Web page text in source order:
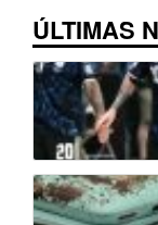
ÚLTIMAS